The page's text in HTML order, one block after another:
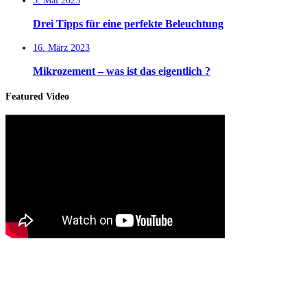
Drei Tipps für eine perfekte Beleuchtung
16. März 2023
Mikrozement – was ist das eigentlich ?
Featured Video